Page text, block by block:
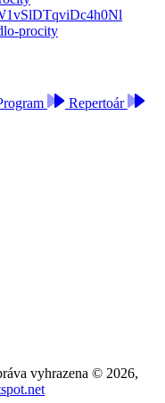
Repertoár
vyhrazena © 2026,